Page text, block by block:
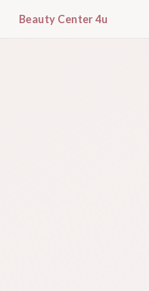
Beauty Center 4u